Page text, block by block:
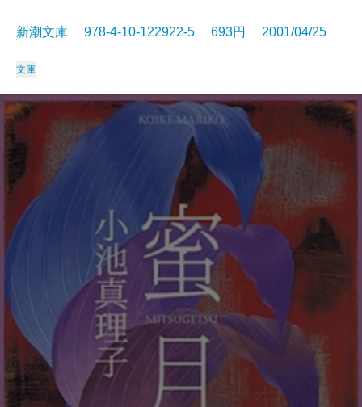
新潮文庫 978-4-10-122922-5 693円 2001/04/25
文庫